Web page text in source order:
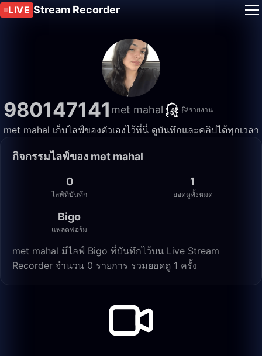
LIVE Stream Recorder
980147141 met mahal รายงาน
met mahal เก็บไลฟ์ของตัวเองไว้ที่นี่ ดูบันทึกและคลิปได้ทุกเวลา
กิจกรรมไลฟ์ของ met mahal
0
ไลฟ์ที่บันทึก
1
ยอดดูทั้งหมด
Bigo
แพลตฟอร์ม
met mahal มีไลฟ์ Bigo ที่บันทึกไว้บน Live Stream
Recorder จำนวน 0 รายการ รวมยอดดู 1 ครั้ง